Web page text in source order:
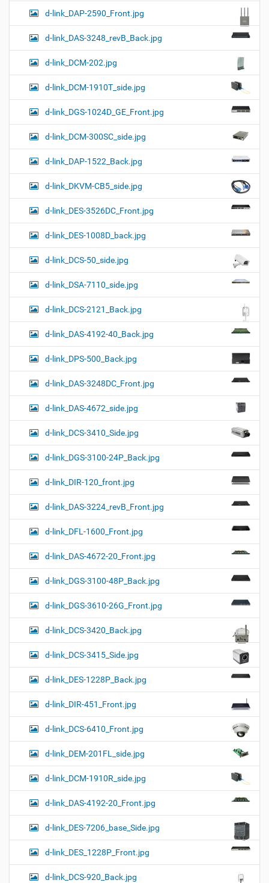
d-link_DAP-2590_Front.jpg
d-link_DAS-3248_revB_Back.jpg
d-link_DCM-202.jpg
d-link_DCM-1910T_side.jpg
d-link_DGS-1024D_GE_Front.jpg
d-link_DCM-300SC_side.jpg
d-link_DAP-1522_Back.jpg
d-link_DKVM-CB5_side.jpg
d-link_DES-3526DC_Front.jpg
d-link_DES-1008D_back.jpg
d-link_DCS-50_side.jpg
d-link_DSA-7110_side.jpg
d-link_DCS-2121_Back.jpg
d-link_DAS-4192-40_Back.jpg
d-link_DPS-500_Back.jpg
d-link_DAS-3248DC_Front.jpg
d-link_DAS-4672_side.jpg
d-link_DCS-3410_Side.jpg
d-link_DGS-3100-24P_Back.jpg
d-link_DIR-120_front.jpg
d-link_DAS-3224_revB_Front.jpg
d-link_DFL-1600_Front.jpg
d-link_DAS-4672-20_Front.jpg
d-link_DGS-3100-48P_Back.jpg
d-link_DGS-3610-26G_Front.jpg
d-link_DCS-3420_Back.jpg
d-link_DCS-3415_Side.jpg
d-link_DES-1228P_Back.jpg
d-link_DIR-451_Front.jpg
d-link_DCS-6410_Front.jpg
d-link_DEM-201FL_side.jpg
d-link_DCM-1910R_side.jpg
d-link_DAS-4192-20_Front.jpg
d-link_DES-7206_base_Side.jpg
d-link_DES_1228P_Front.jpg
d-link_DCS-920_Back.jpg